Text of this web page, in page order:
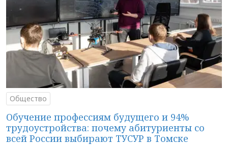
Общество
Обучение профессиям будущего и 94%
трудоустройства: почему абитуриенты со
всей России выбирают ТУСУР в Томске